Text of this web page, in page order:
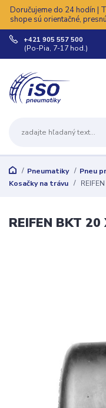
Doručujeme do 24 hodín |
shope sú orientačné,
+421 905 557 500
(Po-Pia, 7-17 hod.)
Pneumatiky
Pneu
Kosačky na trávu
REIFEN BKT